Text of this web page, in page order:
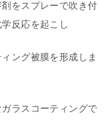
をスプレーで吹き付
反応を起こし
ング被膜を形成しま
ラスコーティングで